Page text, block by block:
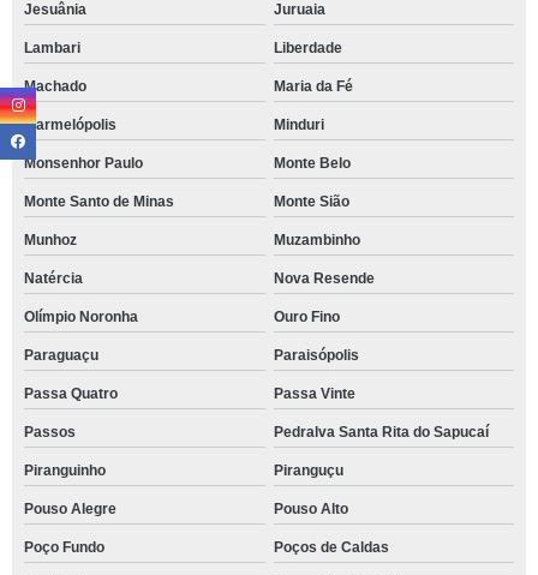
Jesuânia Juruaia
Lambari Liberdade
Machado Maria da Fé
Marmelópolis Minduri
Monsenhor Paulo Monte Belo
Monte Santo de Minas Monte Sião
Munhoz Muzambinho
Natércia Nova Resende
Olímpio Noronha Ouro Fino
Paraguaçu Paraisópolis
Passa Quatro Passa Vinte
Passos Pedralva Santa Rita do Sapucaí
Piranguinho Piranguçu
Pouso Alegre Pouso Alto
Poço Fundo Poços de Caldas